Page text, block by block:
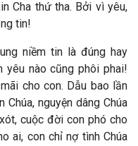
Cha thứ tha. Bởi vì yêu,
tin!
niềm tin là đúng hay
yêu nào cũng phôi phai!
cho con. Dẫu bao lần
nguyện dâng Chúa
cuộc đời con phó cho
ai, con chỉ nợ tình Chúa